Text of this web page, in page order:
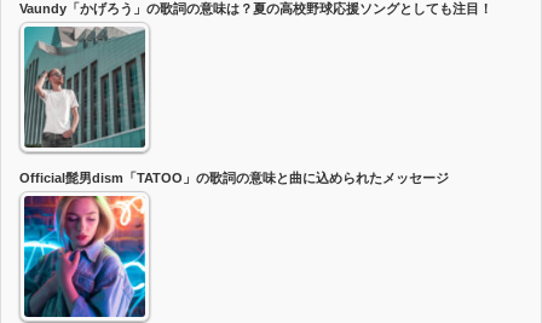
Vaundy「かげろう」の歌詞の意味は？夏の高校野球応援ソングとしても注目！
Official髭男dism「TATOO」の歌詞の意味と曲に込められたメッセージ